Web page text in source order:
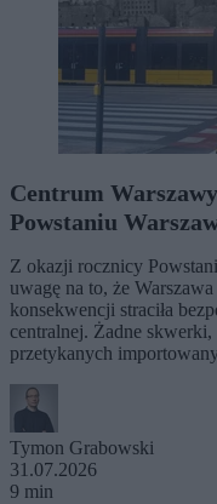
Centrum
Powstaniu
Z okazji rocznicy
uwagę na to, że
konsekwencji straciła
centralnej. Żadne
przetykanych
Tymon Grabowski
31.07.2026
9 min